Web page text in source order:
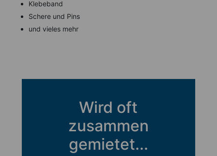
Klebeband
Schere und Pins
und vieles mehr
Wird oft
zusammen
gemietet...